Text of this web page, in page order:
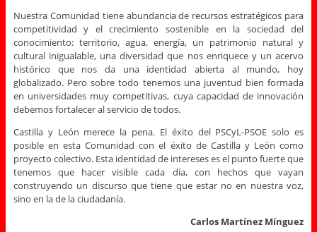
Nuestra Comunidad tiene abundancia de recursos estratégicos para
competitividad y el crecimiento sostenible en la sociedad del
conocimiento: territorio, agua, energía, un patrimonio natural y
cultural inigualable, una diversidad que nos enriquece y un acervo
histórico que nos da una identidad abierta al mundo, hoy
globalizado. Pero sobre todo tenemos una juventud bien formada
en universidades muy competitivas, cuya capacidad de innovación
debemos fortalecer al servicio de todos.
Castilla y León merece la pena. El éxito del PSCyL-PSOE solo es
posible en esta Comunidad con el éxito de Castilla y León como
proyecto colectivo. Esta identidad de intereses es el punto fuerte que
tenemos que hacer visible cada día, con hechos que vayan
construyendo un discurso que tiene que estar no en nuestra voz,
sino en la de la ciudadanía.
Carlos Martínez Mínguez